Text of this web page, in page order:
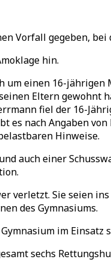
Vorfall gegeben,
hin.
um einen 16-
Eltern gewohnt
fiel der 16-
nach Angaben
Hinweise.
auch einer
verletzt. Sie seien
des Gymnasiums.
im
sechs